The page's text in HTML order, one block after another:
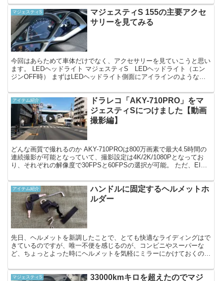
マジェスティS
マジェスティS 155の主要アクセ
サリーを見てみる
今回はあらためて車体だけでなく、アクセサリーを見ていこうと思い
ます。 LEDヘッドライト マジェスティS LEDヘッドライト（エン
ジンOFF時） まずはLEDヘッドライト側面にアイラインのようなフ
アイテム紹介
ドラレコ「AKY-710PRO」をマ
ジェスティSにつけました【動画
撮影編】
どんな画質で撮れるのか AKY-710PROは800万画素で最大4.5時間の
連続撮影が可能となっていて、撮影設定は4K/2K/1080Pとなってお
り、それぞれの解像度で30FPSと60FPSの選択が可能。 ただ、EIS
アイテム紹介
ハンドルに固定するヘルメットホ
ルダー
先日、ヘルメットを新調したことで、とても快適なライディングはで
きているのですが、唯一不便を感じるのが、コンビニやスーパーな
ど、ちょっとよった時にヘルメットを気軽にミラーにかけておくのが
マジェスティS
33000kmキロを超えたのでマジ